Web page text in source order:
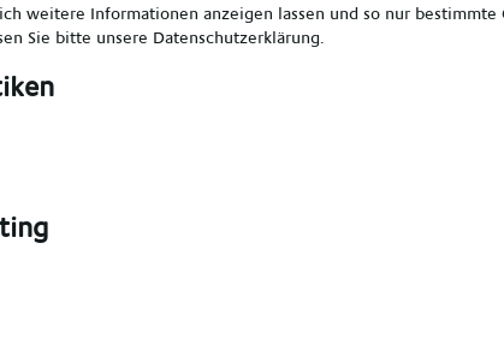
* Vorname angeben
weitere Informationen anzeigen lassen und so nur bestimmte
Sie bitte unsere Datenschutzerklärung.